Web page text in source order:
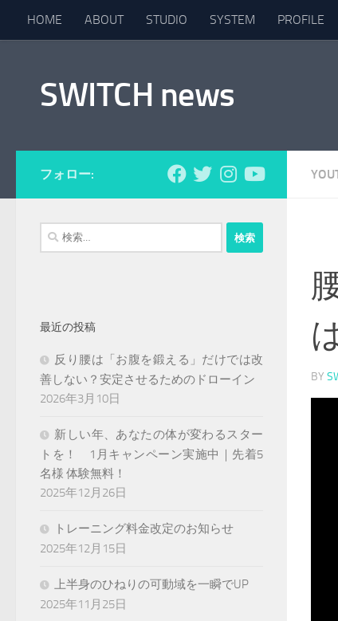
コンテンツへスキップ
HOME ABOUT STUDIO SYSTEM PROFILE
SWITCH news
BY
フォロー:
検
索:
最近の投稿
反り腰は「お腹を鍛える」だけでは改
善しない？安定させるためのドローイン
2026年3月10日
新しい年、あなたの体が変わるスター
トを！ 1月キャンペーン実施中｜先着5
名様 体験無料！
2025年12月26日
トレーニング料金改定のお知らせ
2025年12月15日
上半身のひねりの可動域を一瞬でUP
2025年11月25日